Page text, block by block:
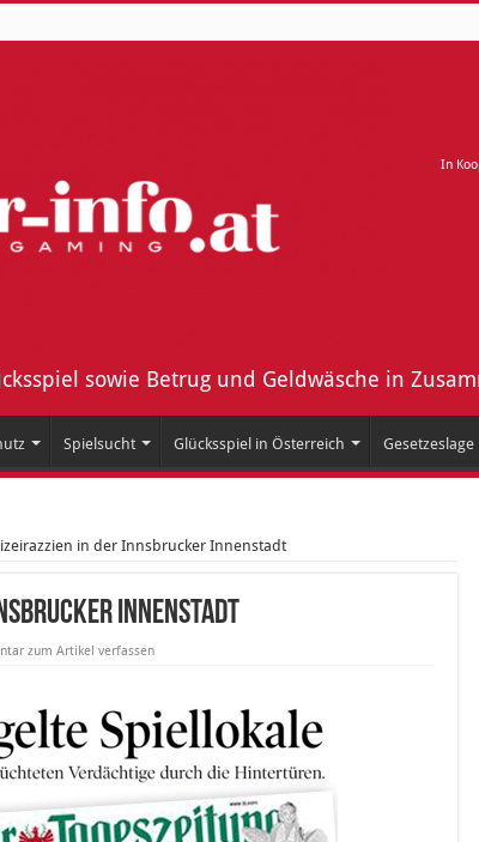
In
sowie Betrug und Geldwäsche in
Spielsucht Glücksspiel in Österreich Gesetzeslage
in der Innsbrucker Innenstadt
Innenstadt
zum Artikel verfassen